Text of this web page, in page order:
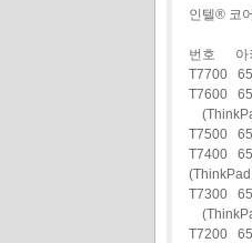
인텔® 코
번호 아
T7700
T7600
T7500
T7400
T7300
T7200